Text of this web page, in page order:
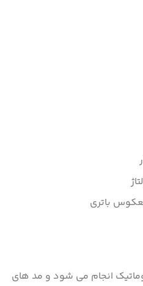
باتری
انجام می شود و مد های